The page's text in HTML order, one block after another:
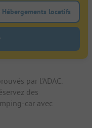
emplacements pour
Activez le bouton
Hébergements locatifs
par l'ADAC.
des
car avec